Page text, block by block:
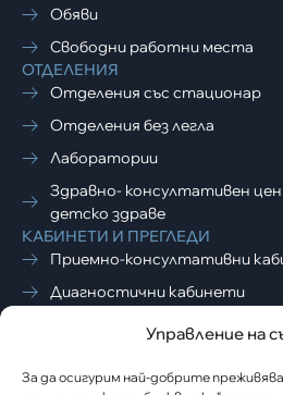
Управление на
За да осигурим най-добрите
Обяви
Свободни работни места
ОТДЕЛЕНИЯ
Отделения със стационар
Отделения без легла
Лаборатории
Здравно- консултативен
детско здраве
КАБИНЕТИ И ПРЕГЛЕДИ
Приемно-консултативни
Диагностични кабинети
Полезна информация
Често задавани въпроси